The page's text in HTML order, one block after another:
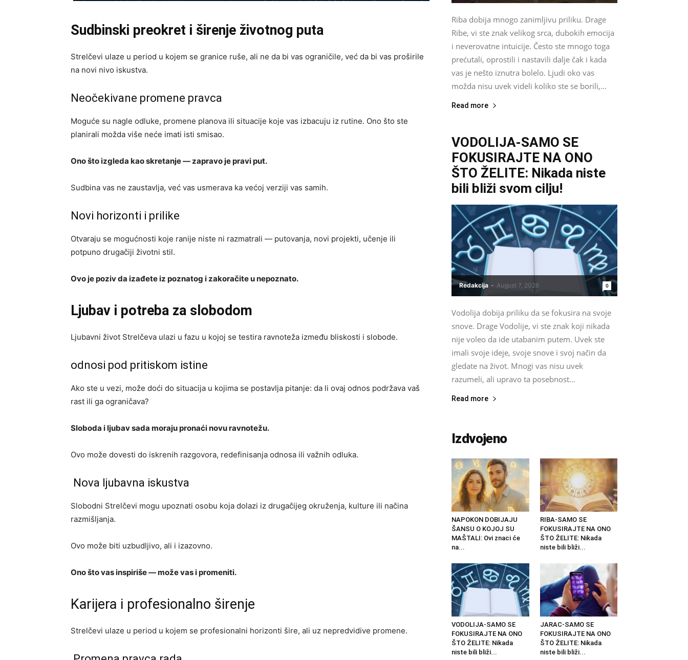
Sudbinski preokret i širenje životnog puta
Strelčevi ulaze u period u kojem se granice ruše, ali ne da bi vas ograničile, već da bi vas proširile
na novi nivo iskustva.
Neočekivane promene pravca
Moguće su nagle odluke, promene planova ili situacije koje vas izbacuju iz rutine. Ono što ste
planirali možda više neće imati isti smisao.
Ono što izgleda kao skretanje — zapravo je pravi put.
Sudbina vas ne zaustavlja, već vas usmerava ka većoj verziji vas samih.
Novi horizonti i prilike
Otvaraju se mogućnosti koje ranije niste ni razmatrali — putovanja, novi projekti, učenje ili
potpuno drugačiji životni stil.
Ovo je poziv da izađete iz poznatog i zakoračite u nepoznato.
Ljubav i potreba za slobodom
Ljubavni život Strelčeva ulazi u fazu u kojoj se testira ravnoteža između bliskosti i slobode.
odnosi pod pritiskom istine
Ako ste u vezi, može doći do situacija u kojima se postavlja pitanje: da li ovaj odnos podržava vaš
rast ili ga ograničava?
Sloboda i ljubav sada moraju pronaći novu ravnotežu.
Ovo može dovesti do iskrenih razgovora, redefinisanja odnosa ili važnih odluka.
Nova ljubavna iskustva
Slobodni Strelčevi mogu upoznati osobu koja dolazi iz drugačijeg okruženja, kulture ili načina
razmišljanja.
Ovo može biti uzbudljivo, ali i izazovno.
Ono što vas inspiriše — može vas i promeniti.
Karijera i profesionalno širenje
Strelčevi ulaze u period u kojem se profesionalni horizonti šire, ali uz nepredvidive promene.
Riba dobija mnogo zanimljivu priliku. Drage
Ribe, vi ste znak velikog srca, dubokih emocija
i neverovatne intuicije. Često ste mnogo toga
prećutali, oprostili i nastavili dalje čak i kada
vas je nešto iznutra bolelo. Ljudi oko vas
možda nisu uvek videli koliko ste se borili,...
Read more
VODOLIJA-SAMO SE
FOKUSIRAJTE NA ONO
ŠTO ŽELITE: Nikada niste
bili bliži svom cilju!
Redakcija - August 7, 2026 0
Vodolija dobija priliku da se fokusira na svoje
snove. Drage Vodolije, vi ste znak koji nikada
nije voleo da ide utabanim putem. Uvek ste
imali svoje ideje, svoje snove i svoj način da
gledate na život. Mnogi vas nisu uvek
razumeli, ali upravo ta posebnost...
Read more
Izdvojeno
NAPOKON DOBIJAJU
ŠANSU O KOJOJ SU
MAŠTALI: Ovi znaci će
na...
RIBA-SAMO SE
FOKUSIRAJTE NA ONO
ŠTO ŽELITE: Nikada
niste bili bliži...
VODOLIJA-SAMO SE
FOKUSIRAJTE NA ONO
ŠTO ŽELITE: Nikada
niste bili bliži...
JARAC-SAMO SE
FOKUSIRAJTE NA ONO
ŠTO ŽELITE: Nikada
niste bili bliži...